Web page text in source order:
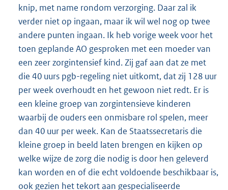
knip, met name rondom verzorging. Daar zal ik
verder niet op ingaan, maar ik wil wel nog op twee
andere punten ingaan. Ik heb vorige week voor het
toen geplande AO gesproken met een moeder van
een zeer zorgintensief kind. Zij gaf aan dat ze met
die 40 uurs pgb-regeling niet uitkomt, dat zij 128 uur
per week overhoudt en het gewoon niet redt. Er is
een kleine groep van zorgintensieve kinderen
waarbij de ouders een onmisbare rol spelen, meer
dan 40 uur per week. Kan de Staatssecretaris die
kleine groep in beeld laten brengen en kijken op
welke wijze de zorg die nodig is door hen geleverd
kan worden en of die echt voldoende beschikbaar is,
ook gezien het tekort aan gespecialiseerde